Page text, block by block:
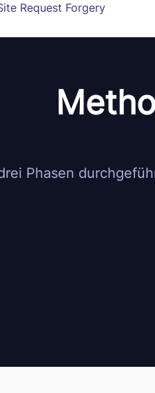
Request Forgery
Phasen